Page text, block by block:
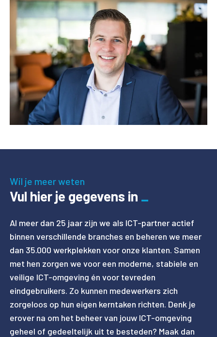
Wil je meer weten
Vul hier je gegevens in
Al meer dan 25 jaar zijn we als ICT-partner actief
binnen verschillende branches en beheren we meer
dan 35.000 werkplekken voor onze klanten. Samen
met hen zorgen we voor een moderne, stabiele en
veilige ICT-omgeving én voor tevreden
eindgebruikers. Zo kunnen medewerkers zich
zorgeloos op hun eigen kerntaken richten. Denk je
erover na om het beheer van jouw ICT-omgeving
geheel of gedeeltelijk uit te besteden? Maak dan